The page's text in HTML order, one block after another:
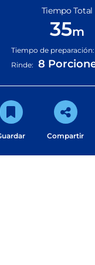
Tiempo Total
35m
Tiempo de preparación:
Rinde: 8
Compartir